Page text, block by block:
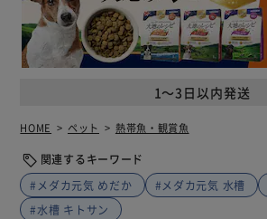
1～3日以内発送
HOME ペット 熱帯魚・観賞魚
関連するキーワード
#メダカ元気 めだか
#メダカ元気 水槽
#水槽 キトサン